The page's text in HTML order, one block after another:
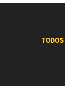
TODOS